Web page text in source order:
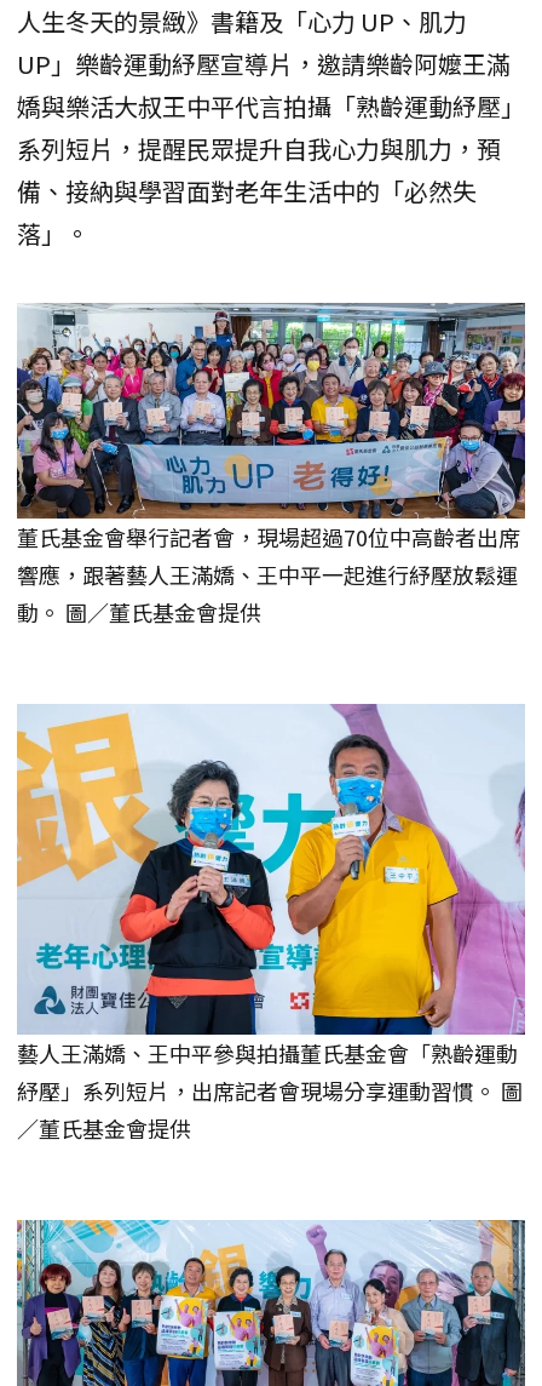
人生冬天的景緻》書籍及「心力 UP、肌力
UP」樂齡運動紓壓宣導片，邀請樂齡阿嬤王滿
嬌與樂活大叔王中平代言拍攝「熟齡運動紓壓」
系列短片，提醒民眾提升自我心力與肌力，預
備、接納與學習面對老年生活中的「必然失
落」。
董氏基金會舉行記者會，現場超過70位中高齡者出席
響應，跟著藝人王滿嬌、王中平一起進行紓壓放鬆運
動。 圖／董氏基金會提供
藝人王滿嬌、王中平參與拍攝董氏基金會「熟齡運動
紓壓」系列短片，出席記者會現場分享運動習慣。 圖
／董氏基金會提供